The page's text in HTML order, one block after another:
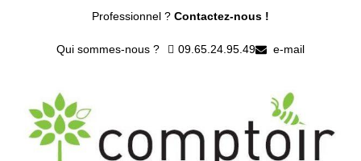
Professionnel ? Contactez-nous !
Qui sommes-nous ? 09.65.24.95.49 e-mail